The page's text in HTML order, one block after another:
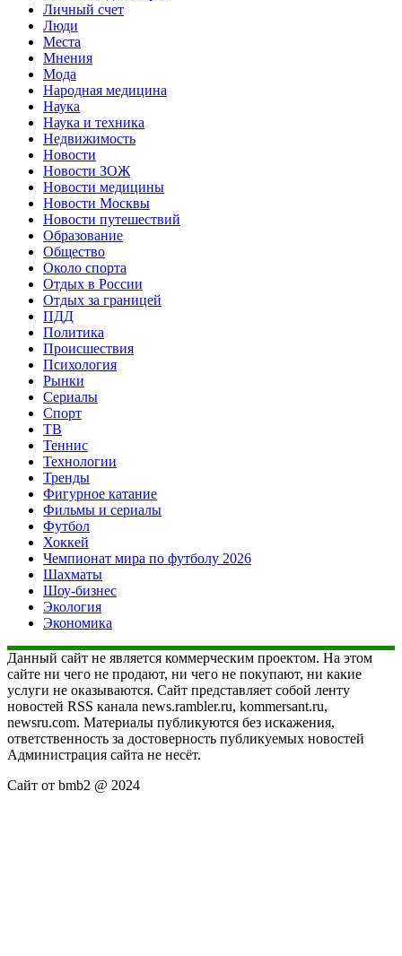
Личный счет
Люди
Места
Мнения
Мода
Народная медицина
Наука
Наука и техника
Недвижимость
Новости
Новости ЗОЖ
Новости медицины
Новости Москвы
Новости путешествий
Образование
Общество
Около спорта
Отдых в России
Отдых за границей
ПДД
Политика
Происшествия
Психология
Рынки
Сериалы
Спорт
ТВ
Теннис
Технологии
Тренды
Фигурное катание
Фильмы и сериалы
Футбол
Хоккей
Чемпионат мира по футболу 2026
Шахматы
Шоу-бизнес
Экология
Экономика
Данный сайт не является коммерческим проектом. На этом
сайте ни чего не продают, ни чего не покупают, ни какие
услуги не оказываются. Сайт представляет собой ленту
новостей RSS канала news.rambler.ru, kommersant.ru,
newsru.com. Материалы публикуются без искажения,
ответственность за достоверность публикуемых новостей
Администрация сайта не несёт.
Сайт от bmb2 @ 2024